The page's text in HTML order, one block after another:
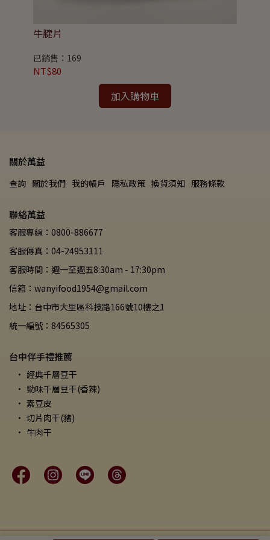
牛腱片
已銷售：169
NT$80
加入購物車
關於萬益
查詢 關於我們 我的帳戶 隱私政策 換貨須知 服務條款
聯絡萬益
客服專線：0800-886677
客服傳真：04-24953111
客服時間：週一至週五8:30am - 17:30pm
信箱：wanyifood1954@gmail.com
地址：台中市大里區科技路166號10樓之1
統一編號：84565305
台中伴手禮推薦
經典千層豆干
勁味千層豆干(香辣)
素豆皮
切片肉干(豬)
牛肉干